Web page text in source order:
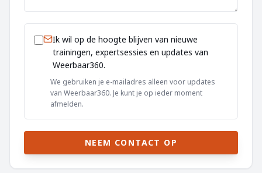
Ik wil op de hoogte blijven van nieuwe
trainingen, expertsessies en updates van
Weerbaar360.
We gebruiken je e-mailadres alleen voor updates
van Weerbaar360. Je kunt je op ieder moment
afmelden.
NEEM CONTACT OP